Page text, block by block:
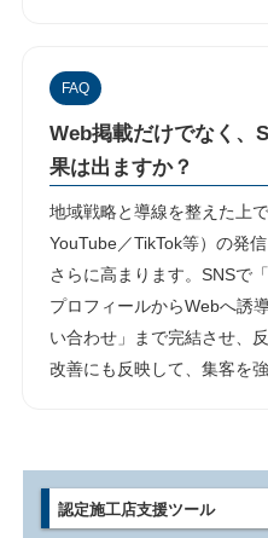
FAQ
Web掲載だけでなく、
果は出ますか？
地域戦略と導線を整えた上
YouTube／TikTok等）の発
さらに高まります。SNSで
プロフィールからWebへ誘
い合わせ」まで完結させ、
改善にも反映して、集客を強
認定施工店支援ツール